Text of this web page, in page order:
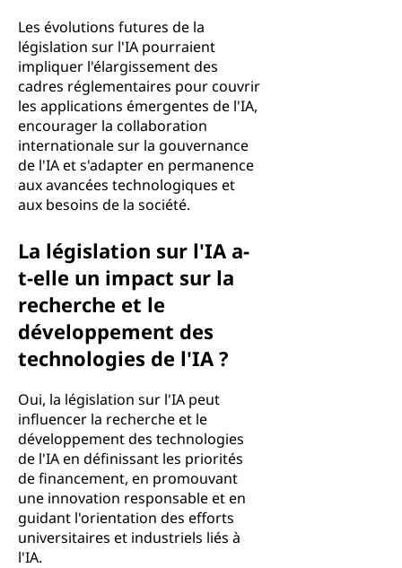
Les évolutions futures de la
législation sur l'IA pourraient
impliquer l'élargissement des
cadres réglementaires pour couvrir
les applications émergentes de l'IA,
encourager la collaboration
internationale sur la gouvernance
de l'IA et s'adapter en permanence
aux avancées technologiques et
aux besoins de la société.
La législation sur l'IA a-
t-elle un impact sur la
recherche et le
développement des
technologies de l'IA ?
Oui, la législation sur l'IA peut
influencer la recherche et le
développement des technologies
de l'IA en définissant les priorités
de financement, en promouvant
une innovation responsable et en
guidant l'orientation des efforts
universitaires et industriels liés à
l'IA.